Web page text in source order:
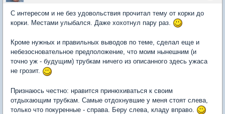
С интересом и не без удовольствия прочитал тему от корки до
корки. Местами улыбался. Даже хохотнул пару раз.
Кроме нужных и правильных выводов по теме, сделал еще и
небезосновательное предположение, что моим нынешним (и
точно уж - будущим) трубкам ничего из описанного здесь ужаса
не грозит.
Признаюсь честно: нравится принюхиваться к своим
отдыхающим трубкам. Самые отдохнувшие у меня стоят слева,
только что покуренные - справа. Беру слева, кладу вправо.